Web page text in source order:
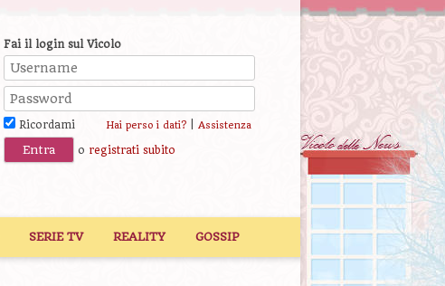
Fai il login sul Vicolo
Ricordami Hai perso i dati?| Assistenza
o registrati subito
SERIE TV REALITY GOSSIP